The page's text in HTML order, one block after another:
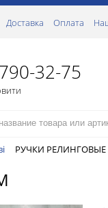
Доставка Оплата
32-75
РУЧКИ РЕЛИНГОВЫЕ